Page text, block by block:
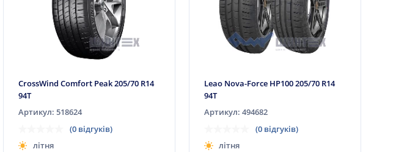
CrossWind Comfort Peak 205/70 R14
94T
Артикул: 518624
(0 відгуків)
літня
Leao Nova-Force HP100 205/70 R14
94T
Артикул: 494682
(0 відгуків)
літня